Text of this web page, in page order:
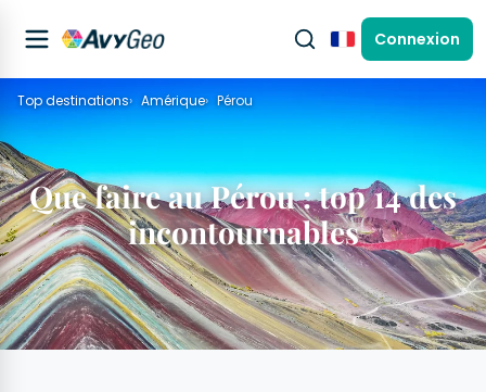
FrançaisConnexion
Top destinations Amérique Pérou
Que faire au Pérou : top 14 des
incontournables